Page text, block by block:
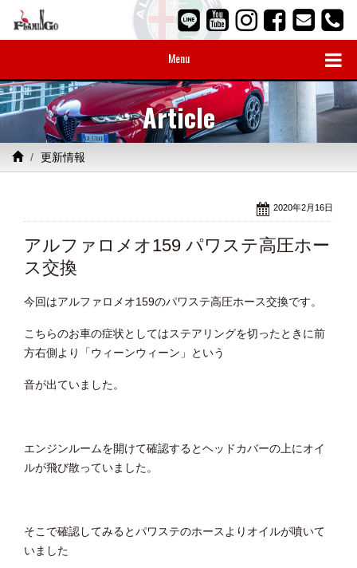
Menu
Article
更新情報
2020年2月16日
アルファロメオ159 パワステ高圧ホー
ス交換
今回はアルファロメオ159のパワステ高圧ホース交換です。
こちらのお車の症状としてはステアリングを切ったときに前
方右側より「ウィーンウィーン」という
音が出ていました。
エンジンルームを開けて確認するとヘッドカバーの上にオイ
ルが飛び散っていました。
そこで確認してみるとパワステのホースよりオイルが噴いて
いました